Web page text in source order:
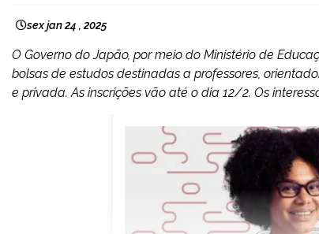
sex jan 24 , 2025
O Governo do Japão, por meio do Ministério de
bolsas de estudos destinadas a professores,
e privada. As inscrições vão até o dia 12/2. Os